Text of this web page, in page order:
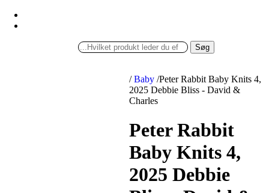
Søg
/ Baby /Peter Rabbit Baby Knits 4,
2025 Debbie Bliss - David &
Charles
Peter Rabbit
Baby Knits 4,
2025 Debbie